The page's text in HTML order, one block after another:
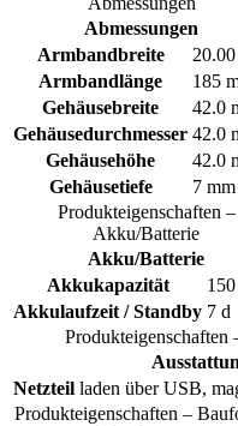
Abmessungen
Armbandbreite
Armbandlänge
185
Gehäusebreite
42.0
Gehäusedurchmesser 42.0
Gehäusehöhe
42.0
Gehäusetiefe
7 mm
Produkteigenschaften –
Akku/Batterie
Akku/Batterie
Akkukapazität
Akkulaufzeit / Standby 7 d
Produkteigenschaften
Netzteil laden über USB,
Produkteigenschaften –